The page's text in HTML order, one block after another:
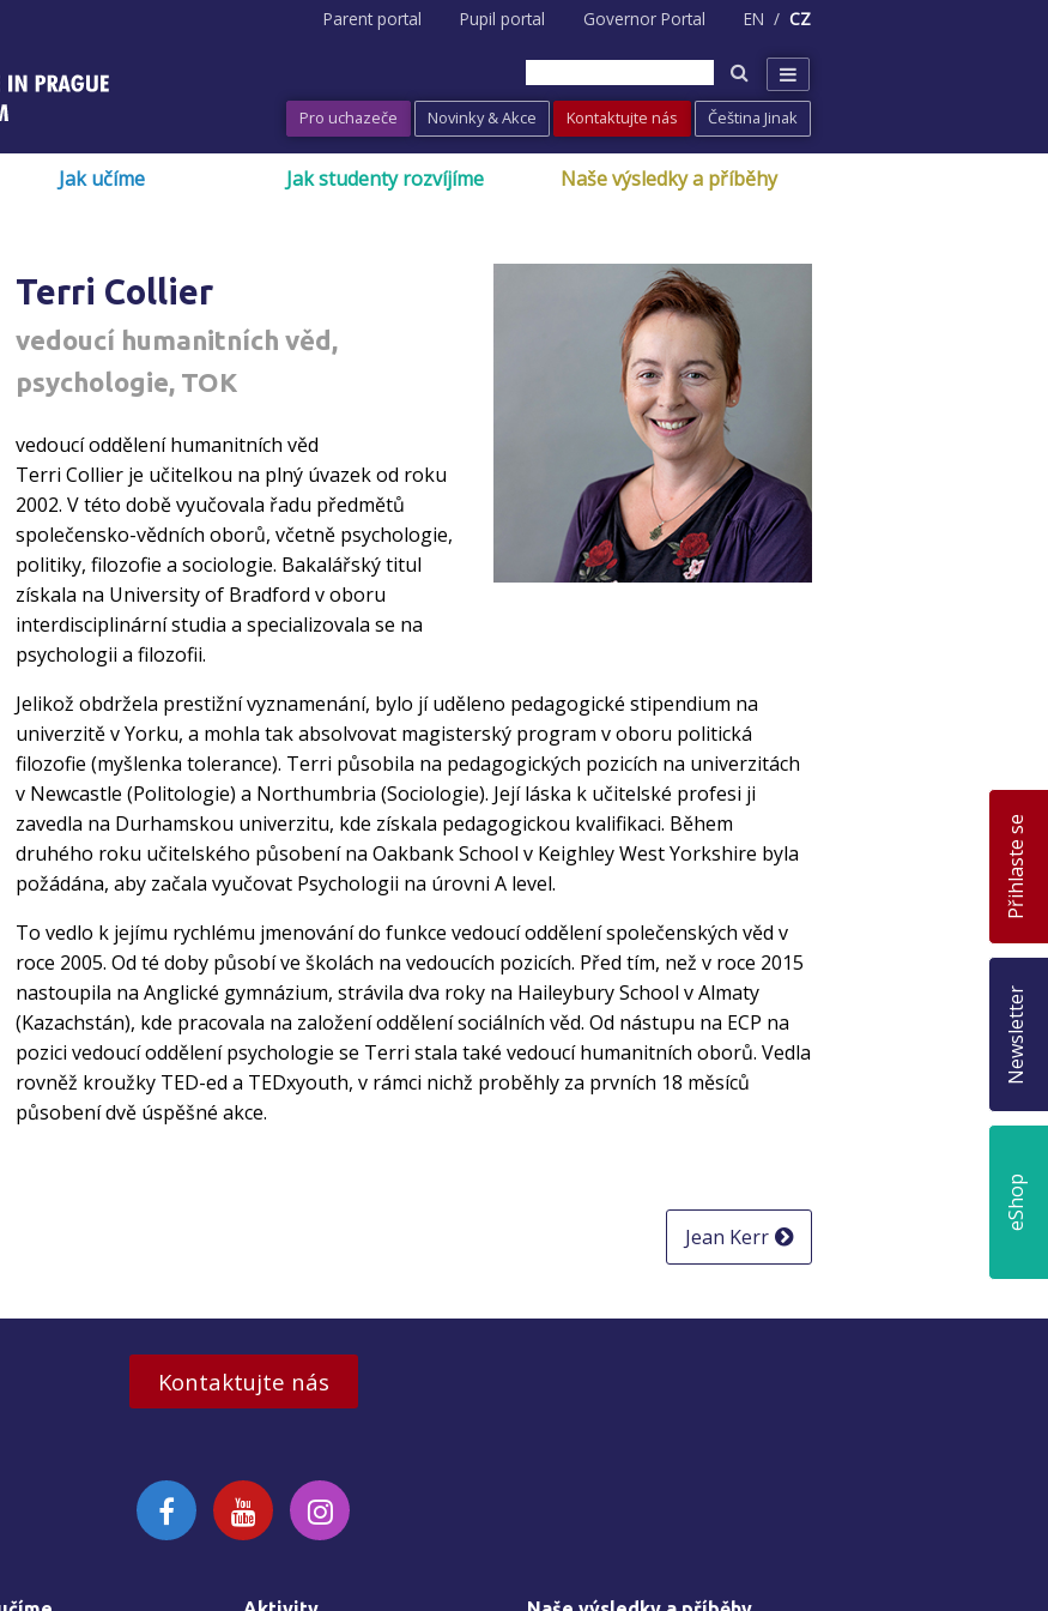
Parent portal Pupil portal Governor Portal EN CZ
Pro uchazeče Novinky & Akce Kontaktujte nás Čeština Jinak
Jak učíme Jak studenty rozvíjíme Naše výsledky a příběhy
Terri Collier
vedoucí humanitních věd,
psychologie, TOK
vedoucí oddělení humanitních věd
Terri Collier je učitelkou na plný úvazek od roku
2002. V této době vyučovala řadu předmětů
společensko-vědních oborů, včetně psychologie,
politiky, filozofie a sociologie. Bakalářský titul
získala na University of Bradford v oboru
interdisciplinární studia a specializovala se na
psychologii a filozofii.
Jelikož obdržela prestižní vyznamenání, bylo jí uděleno pedagogické stipendium na
univerzitě v Yorku, a mohla tak absolvovat magisterský program v oboru politická
filozofie (myšlenka tolerance). Terri působila na pedagogických pozicích na univerzitách
v Newcastle (Politologie) a Northumbria (Sociologie). Její láska k učitelské profesi ji
zavedla na Durhamskou univerzitu, kde získala pedagogickou kvalifikaci. Během
druhého roku učitelského působení na Oakbank School v Keighley West Yorkshire byla
požádána, aby začala vyučovat Psychologii na úrovni A level.
To vedlo k jejímu rychlému jmenování do funkce vedoucí oddělení společenských věd v
roce 2005. Od té doby působí ve školách na vedoucích pozicích. Před tím, než v roce 2015
nastoupila na Anglické gymnázium, strávila dva roky na Haileybury School v Almaty
(Kazachstán), kde pracovala na založení oddělení sociálních věd. Od nástupu na ECP na
pozici vedoucí oddělení psychologie se Terri stala také vedoucí humanitních oborů. Vedla
rovněž kroužky TED-ed a TEDxyouth, v rámci nichž proběhly za prvních 18 měsíců
působení dvě úspěšné akce.
Jean Kerr
Kontaktujte nás
Přihlaste se
Newsletter
eShop